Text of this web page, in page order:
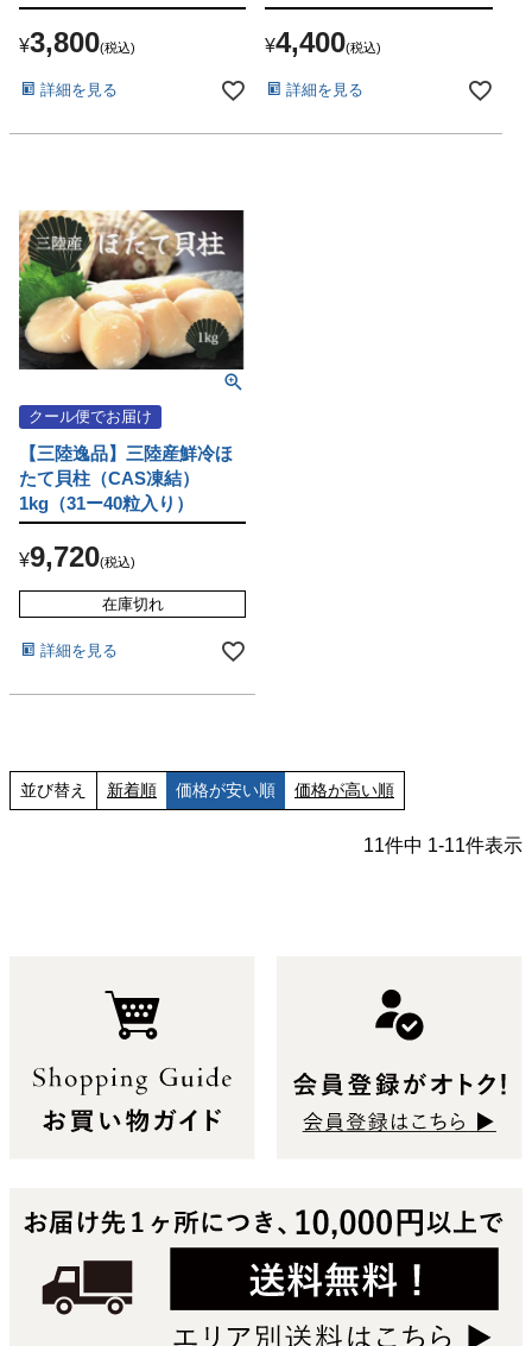
¥3,800 税込
詳細を見る
¥4,400 税込
詳細を見る
クール便でお届け
【三陸逸品】三陸産鮮冷ほ
たて貝柱（CAS凍結）
1kg（31ー40粒入り）
¥9,720 税込
在庫切れ
詳細を見る
並び替え 新着順 価格が安い順 価格が高い順
11件中 1-11件表示